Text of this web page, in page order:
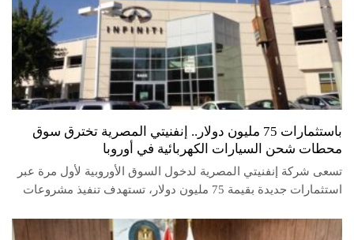
باستثمارات 75 مليون دولار.. إنفنيتي المصرية تخترق سوق
محطات شحن السيارات الكهربائية في أوروبا
تسعى شركة إنفنيتي المصرية لدخول السوق الأوروبية لأول مرة عبر
استثمارات جديدة بقيمة 75 مليون دولار، تستهدف تنفيذ مشروعات